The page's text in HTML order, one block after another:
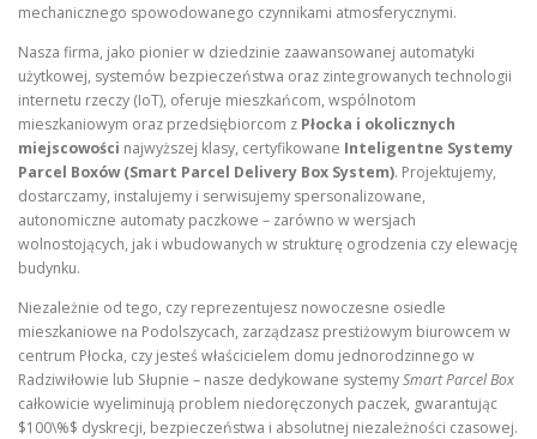
mechanicznego spowodowanego czynnikami atmosferycznymi.
Nasza firma, jako pionier w dziedzinie zaawansowanej automatyki
użytkowej, systemów bezpieczeństwa oraz zintegrowanych technologii
internetu rzeczy (IoT), oferuje mieszkańcom, wspólnotom
mieszkaniowym oraz przedsiębiorcom z Płocka i okolicznych
miejscowości najwyższej klasy, certyfikowane Inteligentne Systemy
Parcel Boxów (Smart Parcel Delivery Box System). Projektujemy,
dostarczamy, instalujemy i serwisujemy spersonalizowane,
autonomiczne automaty paczkowe – zarówno w wersjach
wolnostojących, jak i wbudowanych w strukturę ogrodzenia czy elewację
budynku.
Niezależnie od tego, czy reprezentujesz nowoczesne osiedle
mieszkaniowe na Podolszycach, zarządzasz prestiżowym biurowcem w
centrum Płocka, czy jesteś właścicielem domu jednorodzinnego w
Radziwiłowie lub Słupnie – nasze dedykowane systemySmart Parcel Box
całkowicie wyeliminują problem niedoręczonych paczek, gwarantując
$100\%$ dyskrecji, bezpieczeństwa i absolutnej niezależności czasowej.